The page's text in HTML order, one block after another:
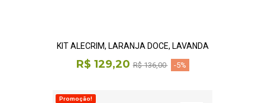
KIT ALECRIM, LARANJA DOCE, LAVANDA
R$ 129,20R$ 136,00 -5%
Promoção!